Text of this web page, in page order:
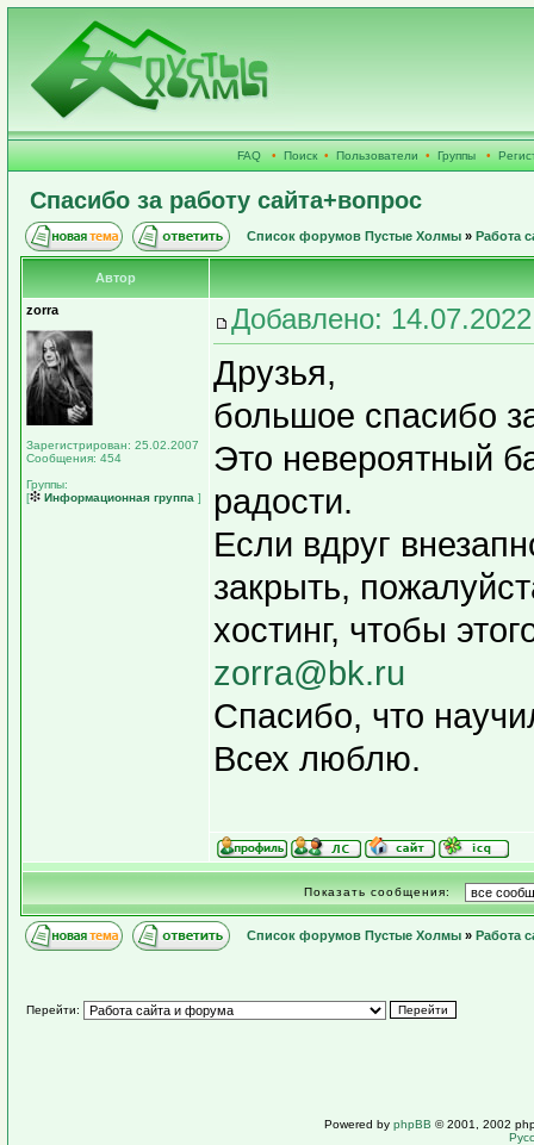
FAQ • Поиск • Пользователи • Группы •
Спасибо за работу сайта+вопрос
Список форумов Пустые Холмы » Работа
Автор
zorra
Зарегистрирован: 25.02.2007
Сообщения: 454
Группы:
[
Информационная группа ]
Добавлено:
Друзья,
большое спасибо
Это невероятный
радости.
Если вдруг
закрыть,
хостинг, чтобы
zorra@bk.ru
Спасибо, что
Всех люблю.
Показать сообщения:
Список форумов Пустые Холмы » Работа
Перейти:
Powered by phpBB © 2001, 2002